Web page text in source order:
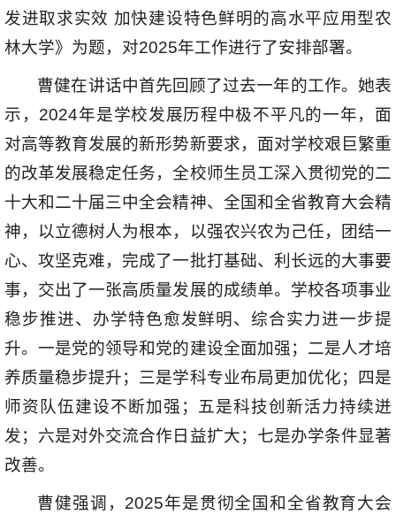
发进取求实效 加快建设特色鲜明的高水平应用型农
林大学》为题，对2025年工作进行了安排部署。
曹健在讲话中首先回顾了过去一年的工作。她表
示，2024年是学校发展历程中极不平凡的一年，面
对高等教育发展的新形势新要求，面对学校艰巨繁重
的改革发展稳定任务，全校师生员工深入贯彻党的二
十大和二十届三中全会精神、全国和全省教育大会精
神，以立德树人为根本，以强农兴农为己任，团结一
心、攻坚克难，完成了一批打基础、利长远的大事要
事，交出了一张高质量发展的成绩单。学校各项事业
稳步推进、办学特色愈发鲜明、综合实力进一步提
升。一是党的领导和党的建设全面加强；二是人才培
养质量稳步提升；三是学科专业布局更加优化；四是
师资队伍建设不断加强；五是科技创新活力持续迸
发；六是对外交流合作日益扩大；七是办学条件显著
改善。
曹健强调，2025年是贯彻全国和全省教育大会